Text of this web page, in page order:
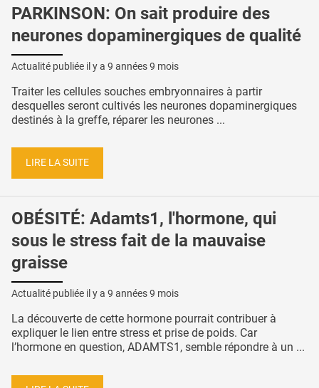
PARKINSON: On sait produire des
neurones dopaminergiques de qualité
Actualité publiée il y a 9 années 9 mois
Traiter les cellules souches embryonnaires à partir
desquelles seront cultivés les neurones dopaminergiques
destinés à la greffe, réparer les neurones ...
LIRE LA SUITE
OBÉSITÉ: Adamts1, l'hormone, qui
sous le stress fait de la mauvaise
graisse
Actualité publiée il y a 9 années 9 mois
La découverte de cette hormone pourrait contribuer à
expliquer le lien entre stress et prise de poids. Car
l’hormone en question, ADAMTS1, semble répondre à un ...